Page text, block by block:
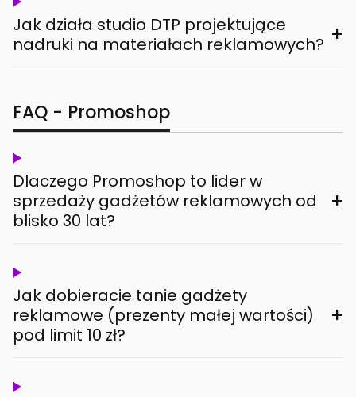
Jak działa studio DTP projektujące
nadruki na materiałach reklamowych? +
FAQ - Promoshop
Dlaczego Promoshop to lider w
sprzedaży gadżetów reklamowych od
blisko 30 lat?
+
Jak dobieracie tanie gadżety
reklamowe (prezenty małej wartości)
pod limit 10 zł?
+